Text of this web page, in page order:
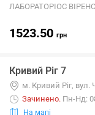
ЛАБОРАТОРІОС
1523.50 грн
Кривий Ріг 7
м. Кривий Ріг, вул.
Зачинено. Пн-Нд:
На мапі